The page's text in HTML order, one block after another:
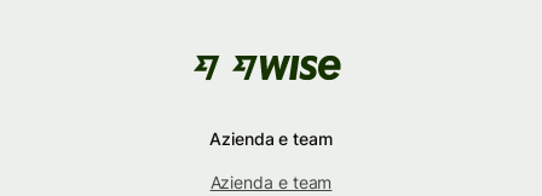
Azienda e team
Azienda e team